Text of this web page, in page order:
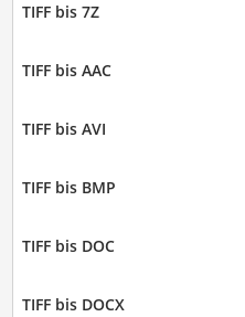
TIFF bis 7Z
TIFF bis AAC
TIFF bis AVI
TIFF bis BMP
TIFF bis DOC
TIFF bis DOCX